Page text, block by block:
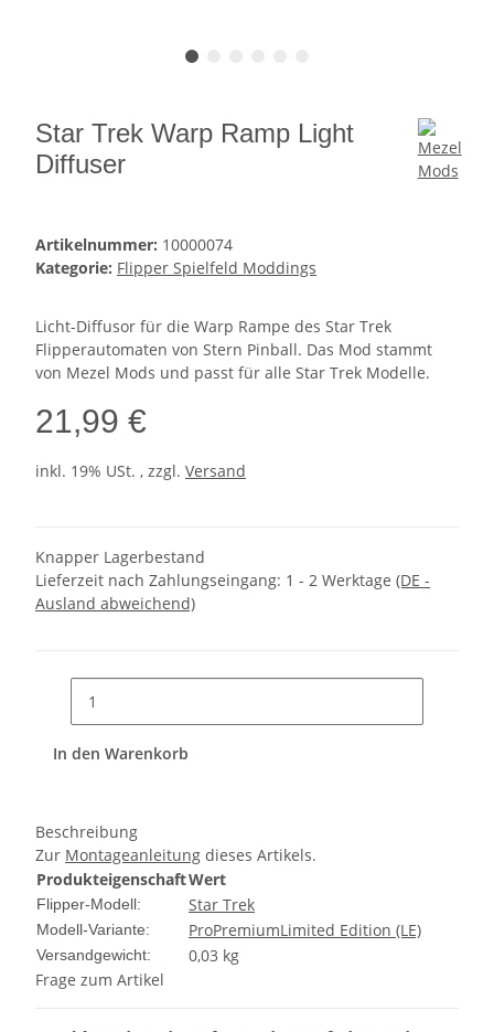
Star Trek Warp Ramp Light
Diffuser
Artikelnummer: 10000074
Kategorie: Flipper Spielfeld Moddings
Licht-Diffusor für die Warp Rampe des Star Trek
Flipperautomaten von Stern Pinball. Das Mod stammt
von Mezel Mods und passt für alle Star Trek Modelle.
21,99 €
inkl. 19% USt. , zzgl. Versand
Knapper Lagerbestand
Lieferzeit nach Zahlungseingang: 1 - 2 Werktage (DE -
Ausland abweichend)
In den Warenkorb
Beschreibung
Zur Montageanleitung dieses Artikels.
ProdukteigenschaftWert
Flipper-Modell: Star Trek
Modell-Variante: ProPremiumLimited Edition (LE)
Versandgewicht:
0,03 kg
Frage zum Artikel